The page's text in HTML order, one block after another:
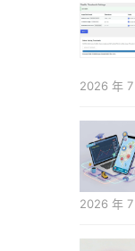
2026 年 7
2026 年 7